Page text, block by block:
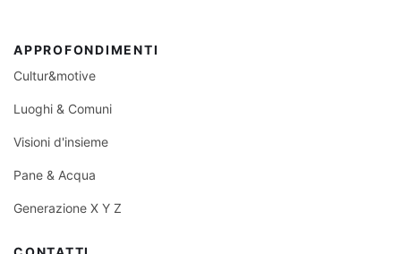
APPROFONDIMENTI
Cultur&motive
Luoghi & Comuni
Visioni d'insieme
Pane & Acqua
Generazione X Y Z